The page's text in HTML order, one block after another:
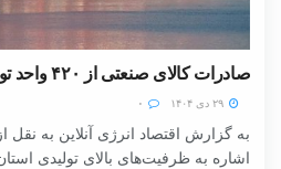
صادرات کالای صنعتی از ۴۲۰ واحد تولیدی البرز
به گزارش اقتصاد انرژی آنلاین به نقل
اشاره به ظرفیت‌های بالای تولیدی